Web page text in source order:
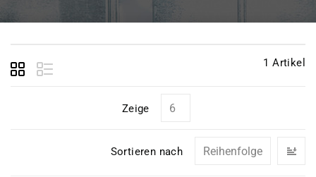
1 Artikel
Zeige
Sortieren nach